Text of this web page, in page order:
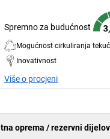
Spremno za budućnost
Mogućnost cirkuliranja
Inovativnost
Više o procjeni
oprema / rezervni